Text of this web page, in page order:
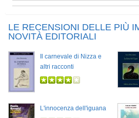
LE RECENSIONI DELLE PIÙ
NOVITÀ EDITORIALI
Il carnevale di Nizza e
altri racconti
L'innocenza dell'iguana